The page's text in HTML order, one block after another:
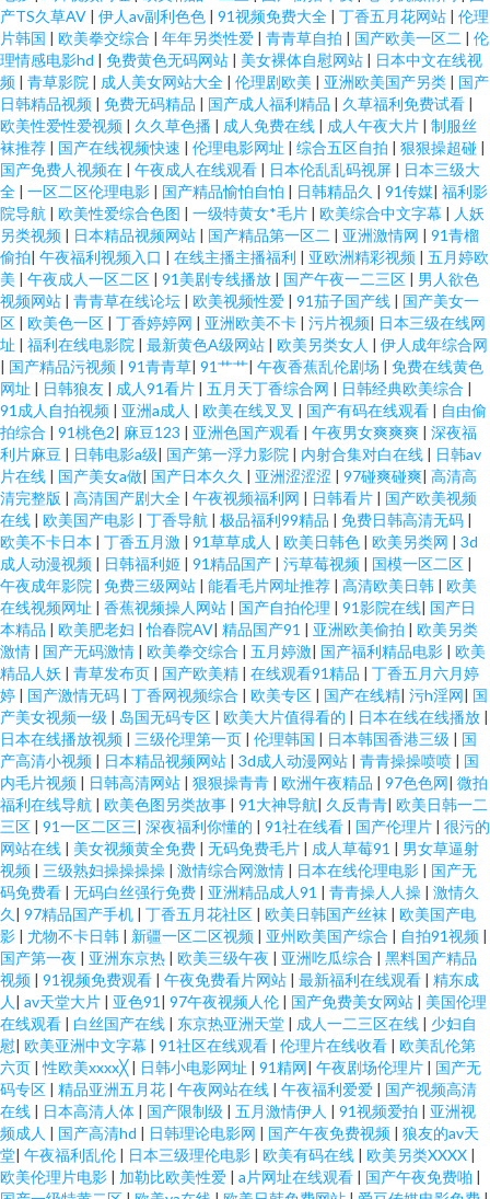
产TS久草AV | 伊人av副利色色 | 91视频免费大全 | 丁香五月花网站 | 伦理
片韩国 | 欧美拳交综合 | 年年另类性爱 | 青青草自拍 | 国产欧美一区二 | 伦
理情感电影hd | 免费黄色无码网站 | 美女裸体自慰网站 | 日本中文在线视
频 | 青草影院 | 成人美女网站大全 | 伦理剧欧美 | 亚洲欧美国产另类 | 国产
日韩精品视频 | 免费无码精品 | 国产成人福利精品 | 久草福利免费试看 |
欧美性爱性爱视频 | 久久草色播 | 成人免费在线 | 成人午夜大片 | 制服丝
袜推荐 | 国产在线视频快速 | 伦理电影网址 | 综合五区自拍 | 狠狠操超碰 |
国产免费人视频在 | 午夜成人在线观看 | 日本伦乱乱码视屏 | 日本三级大
全 | 一区二区伦理电影 | 国产精品愉怕自怕 | 日韩精品久 | 91传媒| 福利影
院导航 | 欧美性爱综合色图 | 一级特黄女*毛片 | 欧美综合中文字幕 | 人妖
另类视频 | 日本精品视频网站 | 国产精品第一区二 | 亚洲激情网 | 91青榴
偷拍| 午夜福利视频入口 | 在线主播主播福利 | 亚欧洲精彩视频 | 五月婷欧
美 | 午夜成人一区二区 | 91美剧专线播放 | 国产午夜一二三区 | 男人欲色
视频网站 | 青青草在线论坛 | 欧美视频性爱 | 91茄子国产线 | 国产美女一
区 | 欧美色一区 | 丁香婷婷网 | 亚洲欧美不卡 | 污片视频| 日本三级在线网
址 | 福利在线电影院 | 最新黄色A级网站 | 欧美另类女人 | 伊人成年综合网
| 国产精品污视频 | 91青青草| 91艹艹| 午夜香蕉乱伦剧场 | 免费在线黄色
网址 | 日韩狼友 | 成人91看片 | 五月天丁香综合网 | 日韩经典欧美综合 |
91成人自拍视频 | 亚洲a成人 | 欧美在线叉叉 | 国产有码在线观看 | 自由偷
拍综合 | 91桃色2| 麻豆123 | 亚洲色国产观看 | 午夜男女爽爽爽 | 深夜福
利片麻豆 | 日韩电影a级| 国产第一浮力影院 | 内射合集对白在线 | 日韩av
片在线 | 国产美女a做| 国产日本久久 | 亚洲涩涩涩 | 97碰爽碰爽| 高清高
清完整版 | 高清国产剧大全 | 午夜视频福利网 | 日韩看片 | 国产欧美视频
在线 | 欧美国产电影 | 丁香导航 | 极品福利99精品 | 免费日韩高清无码 |
欧美不卡日本 | 丁香五月激 | 91草草成人 | 欧美日韩色 | 欧美另类网 | 3d
成人动漫视频 | 日韩福利姬 | 91精品国产 | 污草莓视频 | 国模一区二区 |
午夜成年影院 | 免费三级网站 | 能看毛片网址推荐 | 高清欧美日韩 | 欧美
在线视频网址 | 香蕉视频操人网站 | 国产自拍伦理 | 91影院在线| 国产日
本精品 | 欧美肥老妇 |怡春院AV| 精品国产91 | 亚洲欧美偷拍 | 欧美另类
激情 | 国产无码激情 | 欧美拳交综合 | 五月婷激| 国产福利精品电影 | 欧美
精品人妖 | 青草发布页 | 国产欧美精 | 在线观看91精品 | 丁香五月六月婷
婷 | 国产激情无码 | 丁香网视频综合 | 欧美专区 | 国产在线精| 污h淫网| 国
产美女视频一级 | 岛国无码专区 | 欧美大片值得看的 | 日本在线在线播放 |
日本在线播放视频 | 三级伦理第一页 | 伦理韩国 | 日本韩国香港三级 | 国
产高清小视频 | 日本精品视频网站 | 3d成人动漫网站 | 青青操操喷喷 | 国
内毛片视频 | 日韩高清网站 | 狠狠操青青 | 欧洲午夜精品 | 97色色网| 微拍
福利在线导航 | 欧美色图另类故事 | 91大神导航| 久反青青| 欧美日韩一二
三区 | 91一区二区三| 深夜福利你懂的 | 91社在线看 | 国产伦理片 | 很污的
网站在线 | 美女视频黄全免费 | 无码免费毛片 | 成人草莓91 | 男女草逼射
视频 | 三级熟妇操操操操 | 激情综合网激情 | 日本在线伦理电影 | 国产无
码免费看 | 无码白丝强行免费 | 亚洲精品成人91 | 青青操人人操 | 激情久
久 | 97精品国产手机 | 丁香五月花社区 | 欧美日韩国产丝袜 | 欧美国产电
影 | 尤物不卡日韩 | 新疆一区二区视频 | 亚州欧美国产综合 | 自拍91视频 |
国产第一夜 | 亚洲东京热 | 欧美三级午夜 | 亚洲吃瓜综合 | 黑料国产精品
视频 | 91视频免费观看 | 午夜免费看片网站 | 最新福利在线观看 | 精东成
人 | av天堂大片 | 亚色91 | 97午夜视频人伦 | 国产免费美女网站 | 美国伦理
在线观看 | 白丝国产在线 | 东京热亚洲天堂 | 成人一二三区在线 | 少妇自
慰| 欧美亚洲中文字幕 | 91社区在线观看 | 伦理片在线收看 | 欧美乱伦第
六页 |性欧美xxxx╳| 日韩小电影网址 | 91精网| 午夜剧场伦理片 | 国产无
码专区 | 精品亚洲五月花 | 午夜网站在线 | 午夜福利爱爱 | 国产视频高清
在线 | 日本高清人体 | 国产限制级 | 五月激情伊人 | 91视频爱拍 | 亚洲视
频成人 | 国产高清hd | 日韩理论电影网 | 国产午夜免费视频 | 狼友的av天
堂| 午夜福利乱伦 | 日本三级理伦电影 | 欧美有码在线 | 欧美另类XXXX |
欧美伦理片电影 | 加勒比欧美性爱 | a片网址在线观看 | 国产午夜免费啪 |